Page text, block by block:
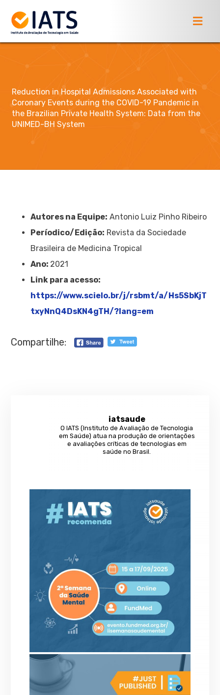
Reduction in Hospital Admissions Associated with
Coronary Events during the COVID-19 Pandemic in
the Brazilian Private Health System: Data from the
UNIMED-BH System
Autores na Equipe: Antonio Luiz Pinho Ribeiro
Períodico/Edição: Revista da Sociedade
Brasileira de Medicina Tropical
Ano: 2021
Link para acesso:
https://www.scielo.br/j/rsbmt/a/Hs5SbKjT
txyNnQ4DsKN4gTH/?lang=em
Compartilhe:
iatsaude
O IATS (Instituto de Avaliação de Tecnologia
em Saúde) atua na produção de orientações
e avaliações críticas de tecnologias em
saúde no Brasil.